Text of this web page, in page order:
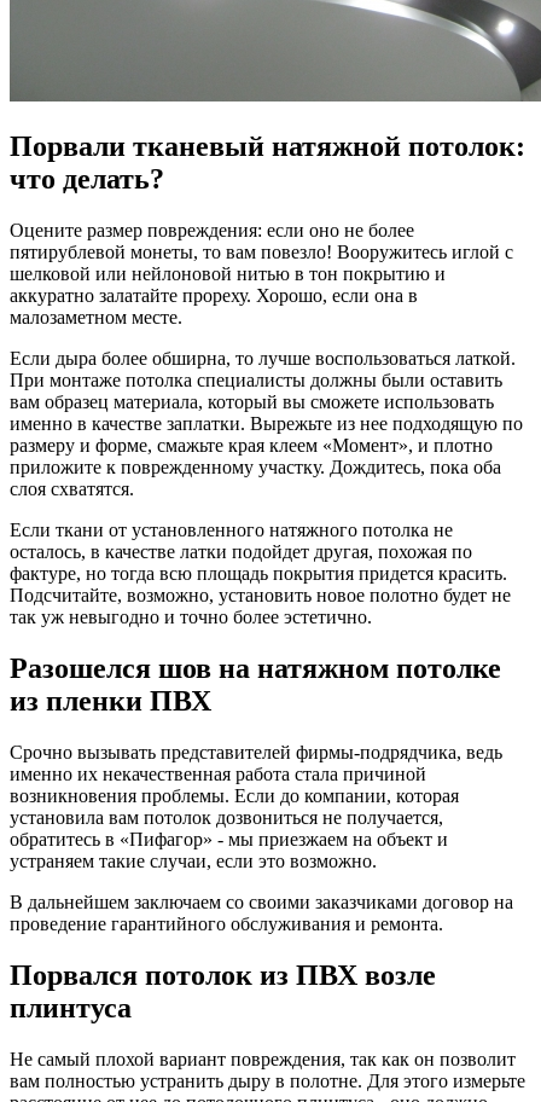
Порвали тканевый натяжной потолок:
что делать?
Оцените размер повреждения: если оно не более
пятирублевой монеты, то вам повезло! Вооружитесь иглой с
шелковой или нейлоновой нитью в тон покрытию и
аккуратно залатайте прореху. Хорошо, если она в
малозаметном месте.
Если дыра более обширна, то лучше воспользоваться латкой.
При монтаже потолка специалисты должны были оставить
вам образец материала, который вы сможете использовать
именно в качестве заплатки. Вырежьте из нее подходящую по
размеру и форме, смажьте края клеем «Момент», и плотно
приложите к поврежденному участку. Дождитесь, пока оба
слоя схватятся.
Если ткани от установленного натяжного потолка не
осталось, в качестве латки подойдет другая, похожая по
фактуре, но тогда всю площадь покрытия придется красить.
Подсчитайте, возможно, установить новое полотно будет не
так уж невыгодно и точно более эстетично.
Разошелся шов на натяжном потолке
из пленки ПВХ
Срочно вызывать представителей фирмы-подрядчика, ведь
именно их некачественная работа стала причиной
возникновения проблемы. Если до компании, которая
установила вам потолок дозвониться не получается,
обратитесь в «Пифагор» - мы приезжаем на объект и
устраняем такие случаи, если это возможно.
В дальнейшем заключаем со своими заказчиками договор на
проведение гарантийного обслуживания и ремонта.
Порвался потолок из ПВХ возле
плинтуса
Не самый плохой вариант повреждения, так как он позволит
вам полностью устранить дыру в полотне. Для этого измерьте